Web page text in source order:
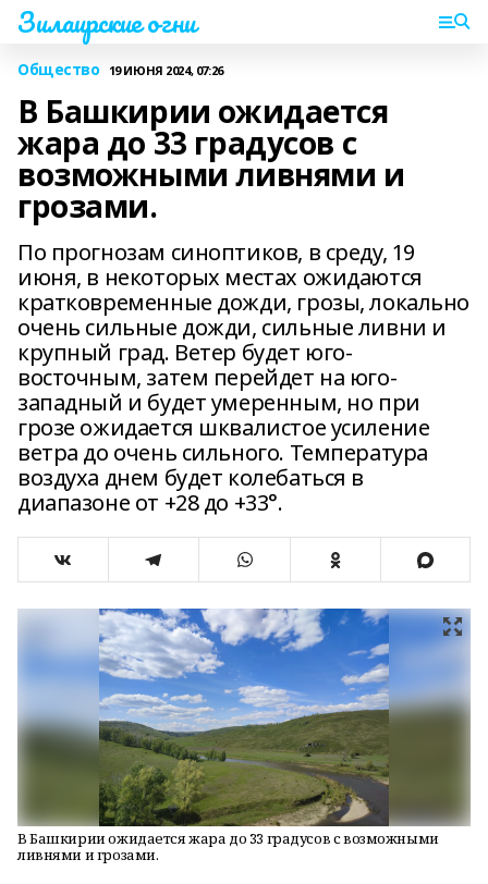
Зилаирские огни
Общество 19 ИЮНЯ 2024, 07:26
В Башкирии ожидается
жара до 33 градусов с
возможными ливнями и
грозами.
По прогнозам синоптиков, в среду, 19
июня, в некоторых местах ожидаются
кратковременные дожди, грозы, локально
очень сильные дожди, сильные ливни и
крупный град. Ветер будет юго-
восточным, затем перейдет на юго-
западный и будет умеренным, но при
грозе ожидается шквалистое усиление
ветра до очень сильного. Температура
воздуха днем будет колебаться в
диапазоне от +28 до +33°.
В Башкирии ожидается жара до 33 градусов с возможными
ливнями и грозами.